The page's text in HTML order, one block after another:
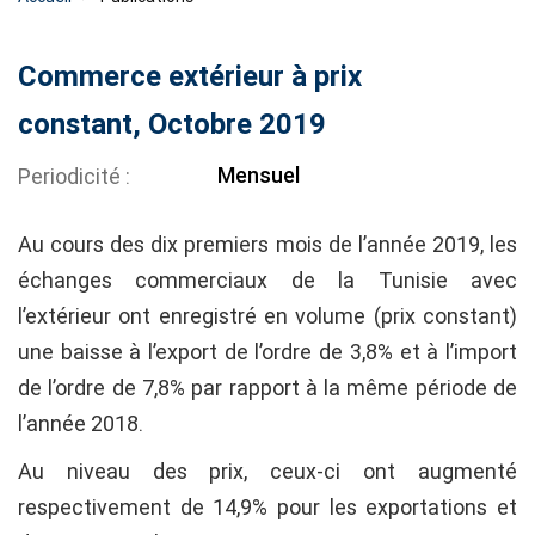
Commerce extérieur à prix
constant, Octobre 2019
Periodicité Mensuel
Au cours des dix premiers mois de l’année 2019, les
échanges commerciaux de la Tunisie avec
l’extérieur ont enregistré en volume (prix constant)
une baisse à l’export de l’ordre de 3,8% et à l’import
de l’ordre de 7,8% par rapport à la même période de
l’année 2018.
Au niveau des prix, ceux-ci ont augmenté
respectivement de 14,9% pour les exportations et